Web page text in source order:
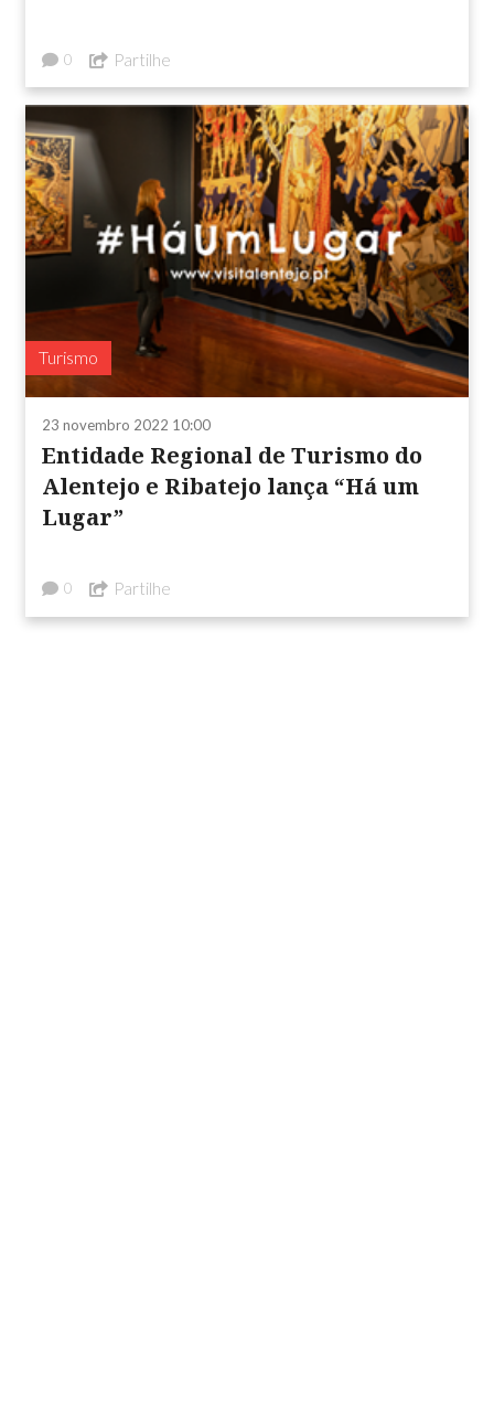
0 Partilhe
Turismo
23 novembro 2022 10:00
Entidade Regional de Turismo do
Alentejo e Ribatejo lança “Há um
Lugar”
0 Partilhe